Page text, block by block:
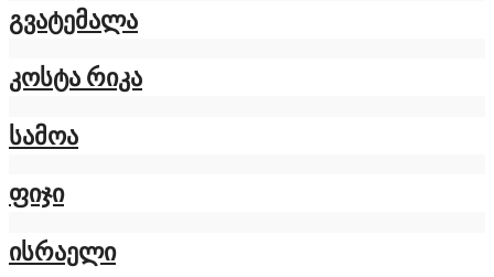
გვატემალა
კოსტა რიკა
სამოა
ფიჯი
ისრაელი